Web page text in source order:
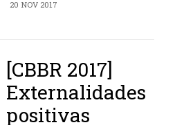
20 NOV 2017
[CBBR 2017]
Externalidades
positivas